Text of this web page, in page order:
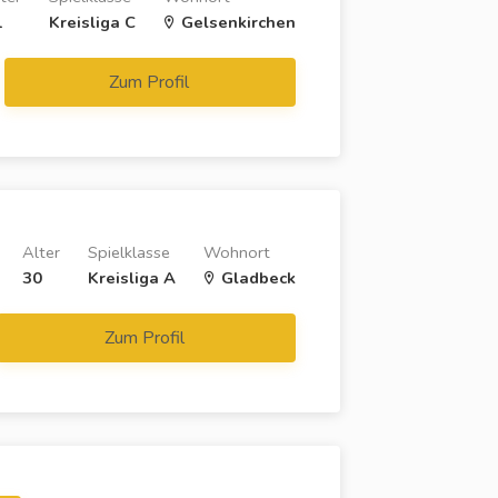
Gelsenkirchen
Kreisliga C
Zum Profil
Wohnort
Gladbeck
Spielklasse
Kreisliga A
Alter
30
Zum Profil